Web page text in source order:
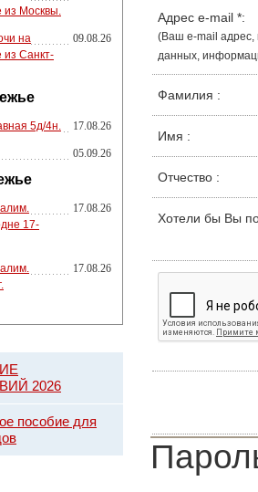
из Москвы.
на
из Санкт-
09.08.26
5д/4н. 17.08.26
05.09.26
17-
17.08.26
17.08.26
2026
пособие для
Адрес e-mail *:
(Ваш e-mail адрес,
данных,
Фамилия :
Имя :
Отчество :
Хотели бы Вы